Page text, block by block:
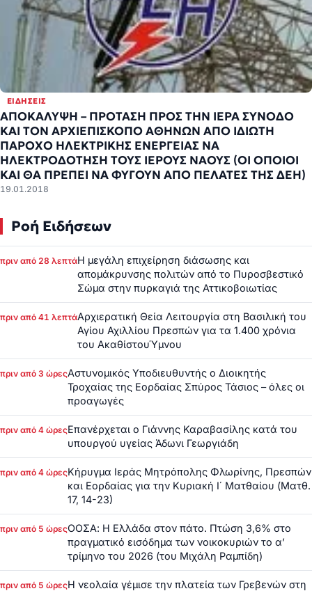
ΕΙΔΉΣΕΙΣ
ΑΠΟΚΑΛΥΨΗ – ΠΡΟΤΑΣΗ ΠΡΟΣ ΤΗΝ ΙΕΡΑ ΣΥΝΟΔΟ
ΚΑΙ ΤΟΝ ΑΡΧΙΕΠΙΣΚΟΠΟ ΑΘΗΝΩΝ ΑΠΟ ΙΔΙΩΤΗ
ΠΑΡΟΧΟ ΗΛΕΚΤΡΙΚΗΣ ΕΝΕΡΓΕΙΑΣ ΝΑ
ΗΛΕΚΤΡΟΔΟΤΗΣΗ ΤΟΥΣ ΙΕΡΟΥΣ ΝΑΟΥΣ (ΟΙ ΟΠΟΙΟΙ
ΚΑΙ ΘΑ ΠΡΕΠΕΙ ΝΑ ΦΥΓΟΥΝ ΑΠΟ ΠΕΛΑΤΕΣ ΤΗΣ ΔΕΗ)
19.01.2018
Ροή Ειδήσεων
πριν από 28 λεπτάΗ μεγάλη επιχείρηση διάσωσης και
απομάκρυνσης πολιτών από το Πυροσβεστικό
Σώμα στην πυρκαγιά της Αττικοβοιωτίας
πριν από 41 λεπτάΑρχιερατική Θεία Λειτουργία στη Βασιλική του
Αγίου Αχιλλίου Πρεσπών για τα 1.400 χρόνια
του ΑκαθίστουΎμνου
πριν από 3 ώρεςΑστυνομικός Υποδιευθυντής ο Διοικητής
Τροχαίας της Εορδαίας Σπύρος Τάσιος – όλες οι
προαγωγές
πριν από 4 ώρεςΕπανέρχεται ο Γιάννης Καραβασίλης κατά του
υπουργού υγείας Άδωνι Γεωργιάδη
πριν από 4 ώρεςΚήρυγμα Ιεράς Μητρόπολης Φλωρίνης, Πρεσπών
και Εορδαίας για την Κυριακή Ι΄ Ματθαίου (Ματθ.
17, 14-23)
πριν από 5 ώρεςΟΟΣΑ: Η Ελλάδα στον πάτο. Πτώση 3,6% στο
πραγματικό εισόδημα των νοικοκυριών το α’
τρίμηνο του 2026 (του Μιχάλη Ραμπίδη)
πριν από 5 ώρεςΗ νεολαία γέμισε την πλατεία των Γρεβενών στη